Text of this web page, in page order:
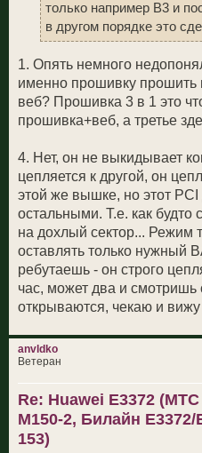
только например B3 и
в другом порядке это
1. Опять немного
именно прошивку прошить
веб? Прошивка 3 в 1 это
прошивка+веб, а третье
4. Нет, он не выкидывает
цепляется к другой, он
этой же вышке, но этот
остальными. Т.е. как будто
на дохлый сектор... Режим
оставлять только нужный
ребутаешь - он строго
час, может два и смотришь
открываются, чекаю и
anvldko
Ветеран
Re: Huawei E3372
M150-2, Билайн E3372/
153)